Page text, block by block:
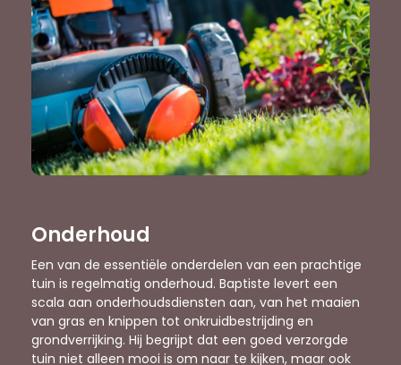
Onderhoud
Een van de essentiële onderdelen van een prachtige
tuin is regelmatig onderhoud. Baptiste levert een
scala aan onderhoudsdiensten aan, van het maaien
van gras en knippen tot onkruidbestrijding en
grondverrijking. Hij begrijpt dat een goed verzorgde
tuin niet alleen mooi is om naar te kijken, maar ook